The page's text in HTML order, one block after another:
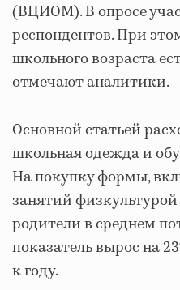
(ВЦИОМ). В опросе
респондентов. При
школьного возраста
отмечают аналитики.
Основной статьей
школьная одежда и
На покупку формы,
занятий
родители в среднем
показатель вырос на
к году.